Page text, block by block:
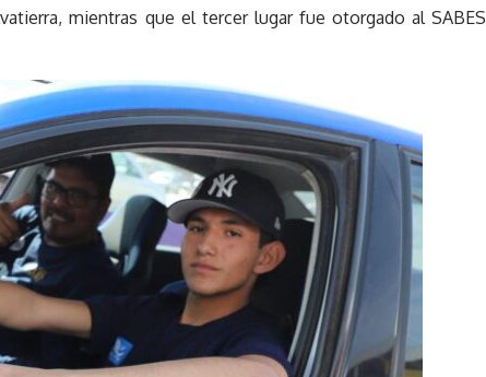
mientras que el tercer lugar fue otorgado al SABES